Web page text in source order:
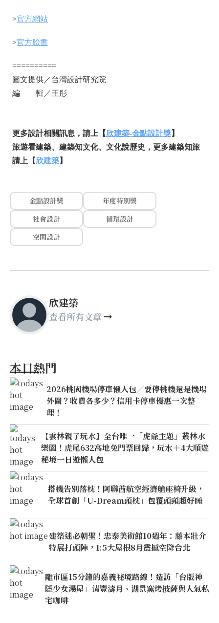
>官方網站
>官方臉書
==========
圖文提供／台灣設計研究院
編 輯／王彤
更多設計相關訊息，請上【欣建築-金點設計獎】
旅遊看建築、建築知文化、文化說歷史，更多建築知旅
請上【欣建築】
金點設計獎
年度特別獎
社會設計
循環設計
空間設計
欣建築
查看所有文章
本日熱門
2026桃園機場停車懶人包／要停桃機還是機場
外圍？收費各多少？信用卡停車優惠一次整
理！
【雲林親子玩水】全台唯一「虎爺主題」叢林水
樂園！虎尾632高地免門票回歸，玩水＋4大順遊
秘境一日遊懶人包
搭機告別落枕！阿聯酋航空經濟艙座椅升級，
全球首創「U-Dream頭枕」包覆頭頸超好睡
建築迷必朝聖！忠泰美術館10週年：藤本壯介
特展打頭陣，1:5大屋根8月震撼空降台北
離市區15分鐘的嘉義祕境路線！造訪「台版神
隱少女湯屋」清豐濤月、湖景窯烤披薩與人氣私
宅咖啡